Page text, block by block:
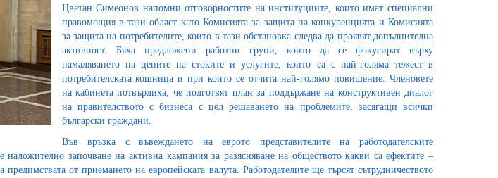
Цветан Симеонов напомни отговорностите на институциите, които имат специални
правомощия в тази област като Комисията за защита на конкуренцията и Комисията
за защита на потребителите, които в тази обстановка следва да проявят допълнителна
активност. Бяха предложени работни групи, които да се фокусират върху
намаляването на цените на стоките и услугите, които са с най-голяма тежест в
потребителската кошница и при които се отчита най-голямо повишение. Членовете
на кабинета потвърдиха, че подготвят план за поддържане на конструктивен диалог
на правителството с бизнеса с цел решаването на проблемите, засягащи всички
български граждани.
Във връзка с въвеждането на еврото представителите на работодателските
започване на активна кампания за разясняване на обществото какви са ефектите –
от приемането на европейската валута. Работодателите ще търсят сътрудничеството